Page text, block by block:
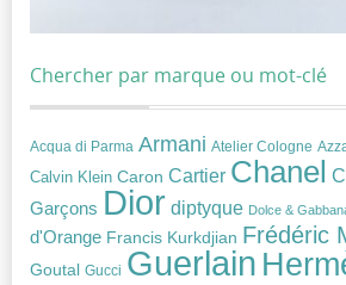
Chercher par marque ou mot-clé
Acqua di Parma Armani Atelier Cologne
Calvin Klein Caron Cartier Chanel
Garçons Dior diptyque Dolce &
d'Orange Francis Kurkdjian Frédéric
Goutal Gucci Guerlain